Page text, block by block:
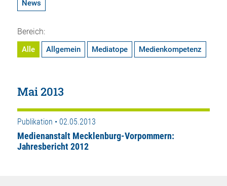
News
Bereich:
Alle Allgemein Mediatope Medienkompetenz
Mai 2013
Publikation • 02.05.2013
Medienanstalt Mecklenburg-Vorpommern:
Jahresbericht 2012